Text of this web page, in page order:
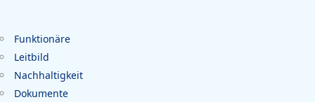
Funktionäre
Leitbild
Nachhaltigkeit
Dokumente